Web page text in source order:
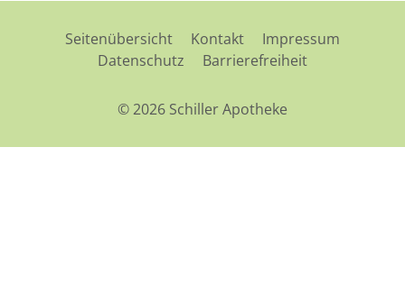
Seitenübersicht Kontakt
Impressum
Datenschutz
Barrierefreiheit
© 2026 Schiller Apotheke